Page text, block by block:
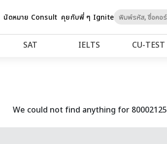
นัดหมาย Consult คุยกับพี่ ๆ Igniteto
SAT IELTS CU‑TEST
We could not find anything for 80002125